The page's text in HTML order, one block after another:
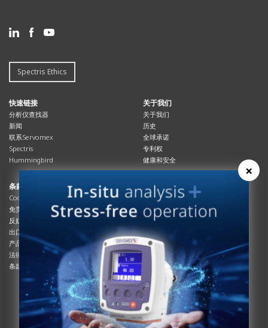
Spectris Ethics
快速链接
分析仪查找器
新闻
联系Servomex
Spectris
Hummingbird
关于我们
关于我们
历史
全球承诺
专利权
健康和安全
条款与合规
Cookies政策
免责声明
反奴隶制立法
出口管制
产品合规
法律和隐私声明
条款及细则
资源资源
总览
杂志
系统信息
产品手册
说明书
服务信息
白皮书
条款和条件
工艺手册
互动杂志
×